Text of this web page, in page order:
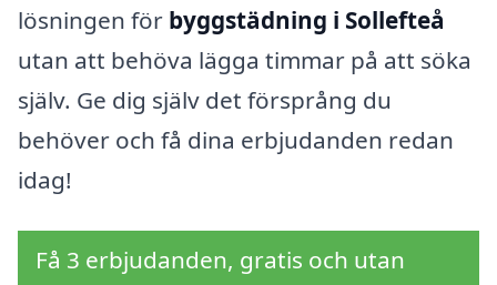
lösningen för byggstädning i Sollefteå
utan att behöva lägga timmar på att söka
själv. Ge dig själv det försprång du
behöver och få dina erbjudanden redan
idag!
Få 3 erbjudanden, gratis och utan